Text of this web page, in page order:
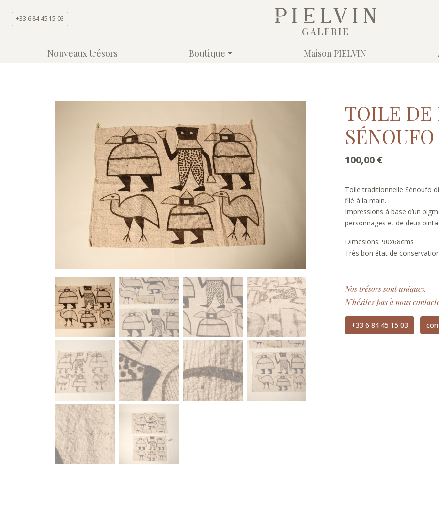
+33 6 84 45 15 03
GALERIE
Nouveaux trésors Boutique Maison PIELVIN
TOILE DE
SÉNOUFO
100,00 €
Toile traditionnelle Sénoufo
filé à la main.
Impressions à base d’un
personnages et de deux
Dimesions: 90x68cms
Très bon état de
Nos trésors sont uniques.
N'hésitez pas à nous
+33 6 84 45 15 03